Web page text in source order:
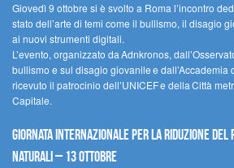
Giovedì 9 ottobre si è svolto a Roma l’incontro
stato dell’arte di temi come il bullismo, il disagio
ai nuovi strumenti digitali.
L’evento, organizzato da Adnkronos,
bullismo e sul disagio giovanile e dall’Accademia
ricevuto il patrocinio dell’UNICEF e della Città
Capitale.
Giornata internazionale per la riduzione del
naturali – 13 ottobre